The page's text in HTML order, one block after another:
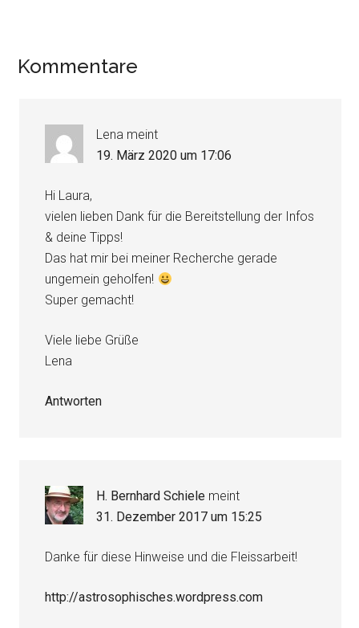
Leser-
Kommentare
Lena meint
19. März 2020 um 17:06
Hi Laura,
vielen lieben Dank für die Bereitstellung der Infos
& deine Tipps!
Das hat mir bei meiner Recherche gerade
ungemein geholfen!
Super gemacht!
Viele liebe Grüße
Lena
Antworten
H. Bernhard Schiele meint
31. Dezember 2017 um 15:25
Danke für diese Hinweise und die Fleissarbeit!
http://astrosophisches.wordpress.com